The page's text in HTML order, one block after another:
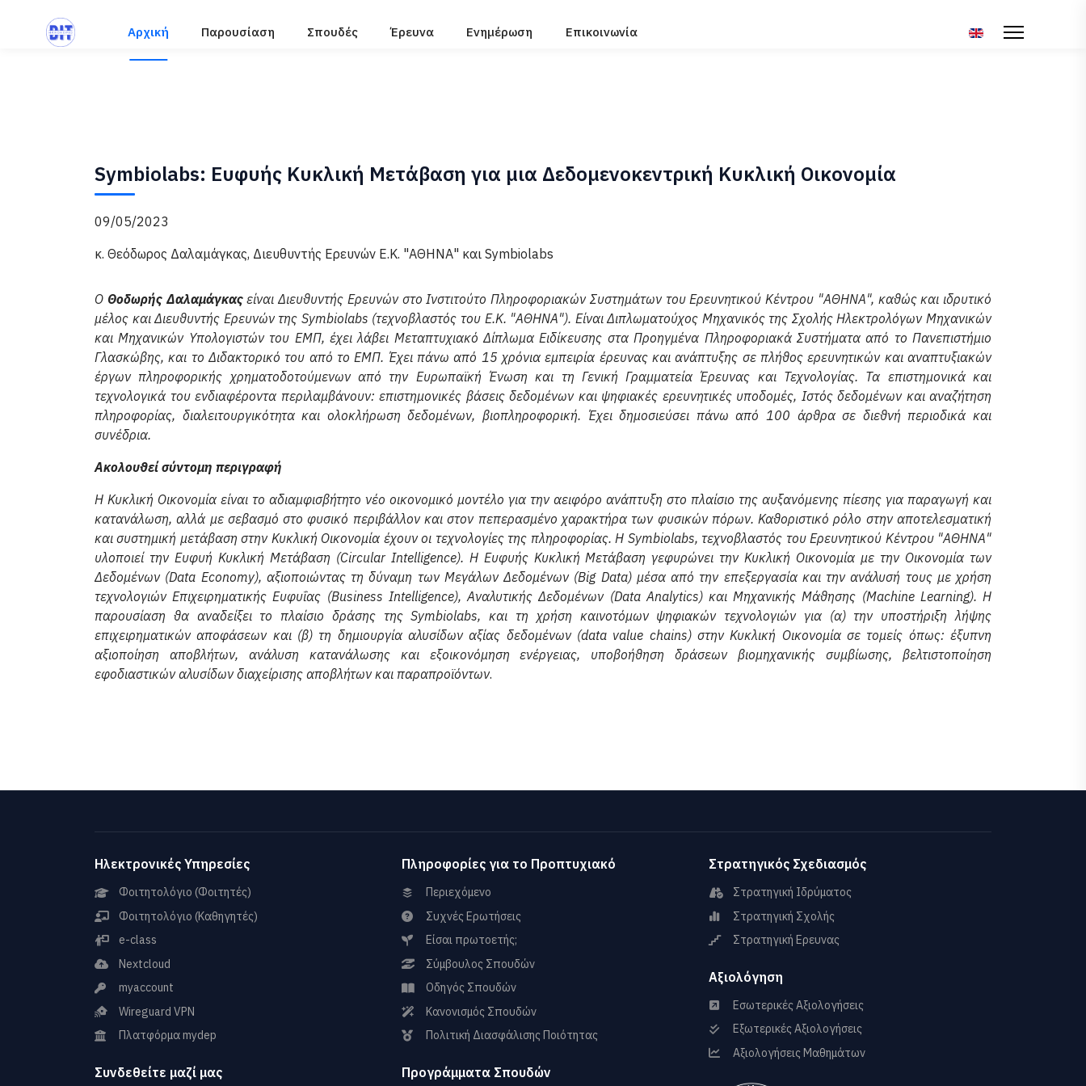
Αρχική Παρουσίαση Σπουδές Έρευνα Ενημέρωση Επικοινωνία Επιλέξτε τη γλώσσα
Symbiolabs: Ευφυής Κυκλική Μετάβαση για μια Δεδομενοκεντρική Κυκλική Οικονομία
09/05/2023
κ. Θεόδωρος Δαλαμάγκας, Διευθυντής Ερευνών Ε.Κ. "ΑΘΗΝΑ" και Symbiolabs
Ο Θoδωρής Δαλαμάγκαςείναι Διευθυντής Ερευνών στο Ινστιτούτο Πληροφοριακών Συστημάτων του Ερευνητικού Κέντρου "ΑΘΗΝΑ", καθώς και ιδρυτικό
μέλος και Διευθυντής Ερευνών της Symbiolabs (τεχνοβλαστός του Ε.Κ. "ΑΘΗΝΑ"). Είναι Διπλωματούχος Μηχανικός της Σχολής Ηλεκτρολόγων Μηχανικών
και Μηχανικών Υπολογιστών του ΕΜΠ, έχει λάβει Mεταπτυχιακό Δίπλωμα Ειδίκευσης στα Προηγμένα Πληροφοριακά Συστήματα από το Πανεπιστήμιο
Γλασκώβης, και το Διδακτορικό του από το ΕΜΠ. Έχει πάνω από 15 χρόνια εμπειρία έρευνας και ανάπτυξης σε πλήθος ερευνητικών και αναπτυξιακών
έργων πληροφορικής χρηματοδοτούμενων από την Ευρωπαϊκή Ένωση και τη Γενική Γραμματεία Έρευνας και Τεχνολογίας. Τα επιστημονικά και
τεχνολογικά του ενδιαφέροντα περιλαμβάνουν: επιστημονικές βάσεις δεδομένων και ψηφιακές ερευνητικές υποδομές, Ιστός δεδομένων και αναζήτηση
πληροφορίας, διαλειτουργικότητα και ολοκλήρωση δεδομένων, βιοπληροφορική. Έχει δημοσιεύσει πάνω από 100 άρθρα σε διεθνή περιοδικά και
συνέδρια.
Ακολουθεί σύντομη περιγραφή
Η Κυκλική Οικονομία είναι το αδιαμφισβήτητο νέο οικονομικό μοντέλο για την αειφόρο ανάπτυξη στο πλαίσιο της αυξανόμενης πίεσης για παραγωγή και
κατανάλωση, αλλά με σεβασμό στο φυσικό περιβάλλον και στον πεπερασμένο χαρακτήρα των φυσικών πόρων. Καθοριστικό ρόλο στην αποτελεσματική
και συστημική μετάβαση στην Κυκλική Οικονομία έχουν οι τεχνολογίες της πληροφορίας. H Symbiolabs, τεχνοβλαστός του Ερευνητικού Κέντρου "ΑΘΗΝΑ"
υλοποιεί την Ευφυή Κυκλική Μετάβαση (Circular Intelligence). Η Ευφυής Κυκλική Μετάβαση γεφυρώνει την Κυκλική Οικονομία με την Οικονομία των
Δεδομένων (Data Economy), αξιοποιώντας τη δύναμη των Mεγάλων Δεδομένων (Big Data) μέσα από την επεξεργασία και την ανάλυσή τους με χρήση
τεχνολογιών Επιχειρηματικής Ευφυΐας (Business Intelligence), Aναλυτικής Δεδομένων (Data Analytics) και Μηχανικής Μάθησης (Machine Learning). Η
παρουσίαση θα αναδείξει το πλαίσιο δράσης της Symbiolabs, και τη χρήση καινοτόμων ψηφιακών τεχνολογιών για (α) την υποστήριξη λήψης
επιχειρηματικών αποφάσεων και (β) τη δημιουργία αλυσίδων αξίας δεδομένων (data value chains) στην Κυκλική Οικονομία σε τομείς όπως: έξυπνη
αξιοποίηση αποβλήτων, ανάλυση κατανάλωσης και εξοικονόμηση ενέργειας, υποβοήθηση δράσεων βιομηχανικής συμβίωσης, βελτιστοποίηση
εφοδιαστικών αλυσίδων διαχείρισης αποβλήτων και παραπροϊόντων.
Ηλεκτρονικές Υπηρεσίες
Φοιτητολόγιο (Φοιτητές)
Φοιτητολόγιο (Καθηγητές)
e-class
Nextcloud
myaccount
Wireguard VPN
Πλατφόρμα mydep
Συνδεθείτε μαζί μας
Πληροφορίες για το Προπτυχιακό
Περιεχόμενο
Συχνές Ερωτήσεις
Είσαι πρωτοετής;
Σύμβουλος Σπουδών
Οδηγός Σπουδών
Κανονισμός Σπουδών
Πολιτική Διασφάλισης Ποιότητας
Προγράμματα Σπουδών
Στρατηγικός Σχεδιασμός
Στρατηγική Ιδρύματος
Στρατηγική Σχολής
Στρατηγική Ερευνας
Αξιολόγηση
Εσωτερικές Αξιολογήσεις
Εξωτερικές Αξιολογήσεις
Αξιολογήσεις Μαθημάτων